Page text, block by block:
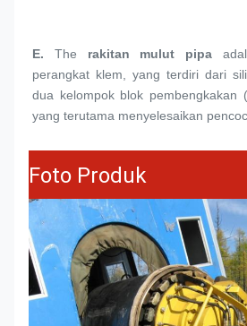
E. The rakitan mulut pipa
perangkat klem, yang terdiri dari
dua kelompok blok pembengkakan
yang terutama menyelesaikan
Foto Produk